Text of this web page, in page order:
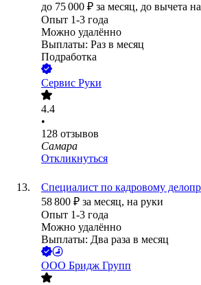
до 75 000 ₽ за месяц, до вычета
Опыт 1-3 года
Можно удалённо
Выплаты: Раз в месяц
Подработка
Сервис Руки
4.4
•
128 отзывов
Самара
Откликнуться
Специалист по кадровому
58 800 ₽ за месяц, на руки
Опыт 1-3 года
Можно удалённо
Выплаты: Два раза в месяц
ООО Бридж Групп